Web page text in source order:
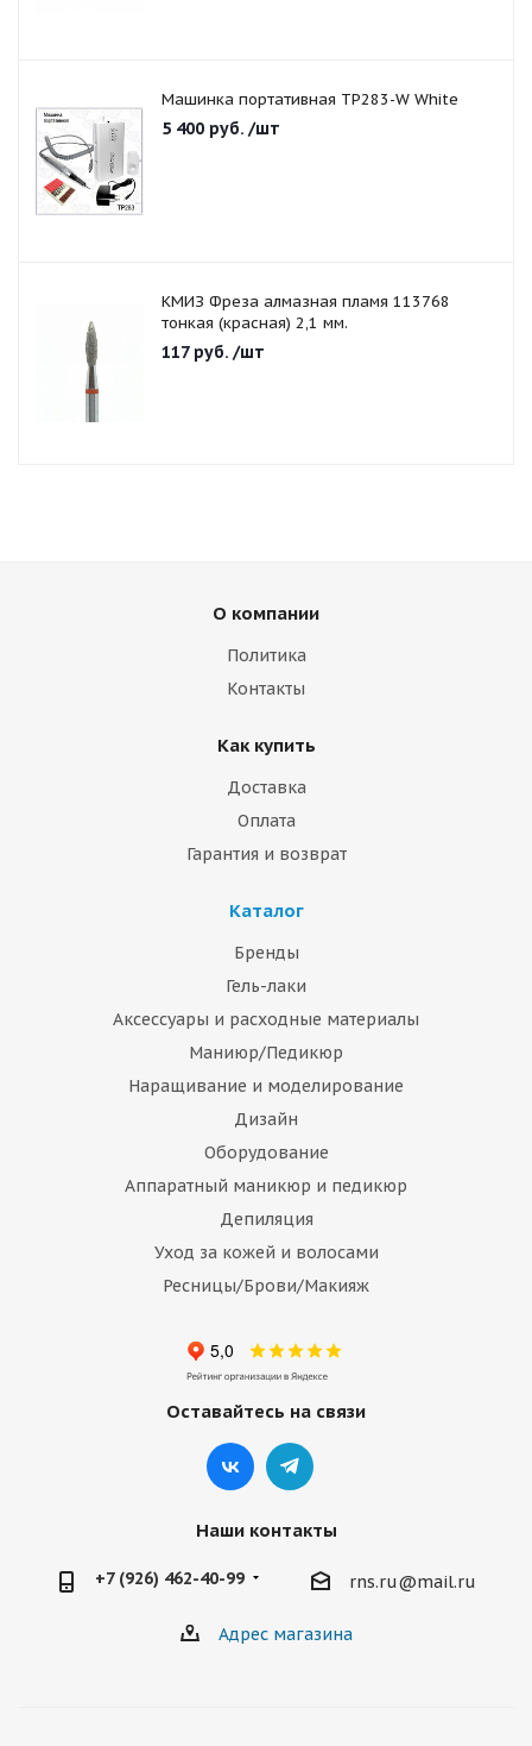
Машинка портативная TP283-W White
5 400 руб. /шт
КМИЗ Фреза алмазная пламя 113768
тонкая (красная) 2,1 мм.
117руб. /шт
О компании
Политика
Контакты
Как купить
Доставка
Оплата
Гарантия и возврат
Каталог
Бренды
Гель-лаки
Аксессуары и расходные материалы
Маниюр/Педикюр
Наращивание и моделирование
Дизайн
Оборудование
Аппаратный маникюр и педикюр
Депиляция
Уход за кожей и волосами
Ресницы/Брови/Макияж
Оставайтесь на связи
Наши контакты
+7 (926) 462-40-99 rns.ru@mail.ru
Адрес магазина